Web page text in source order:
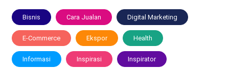
Bisnis Cara Jualan Digital Marketing
E-Commerce Ekspor Health
Informasi Inspirasi Inspirator